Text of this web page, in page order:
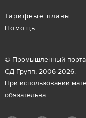
Тарифные планы
Помощь
© Промышленный
СД Групп, 2006-2026.
При использовании
обязательна.